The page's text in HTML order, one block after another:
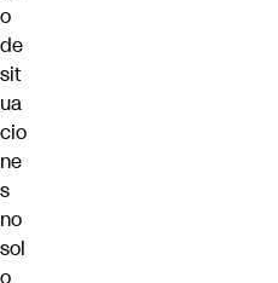
o
de
sit
ua
cio
ne
s
no
sol
o